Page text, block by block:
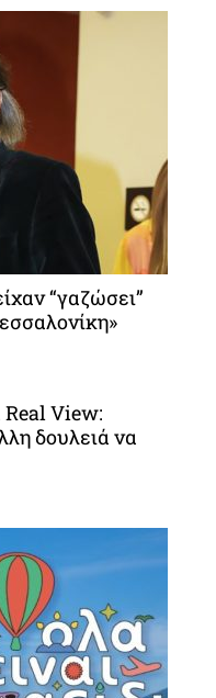
“γαζώσει”
Real View:
δουλειά να